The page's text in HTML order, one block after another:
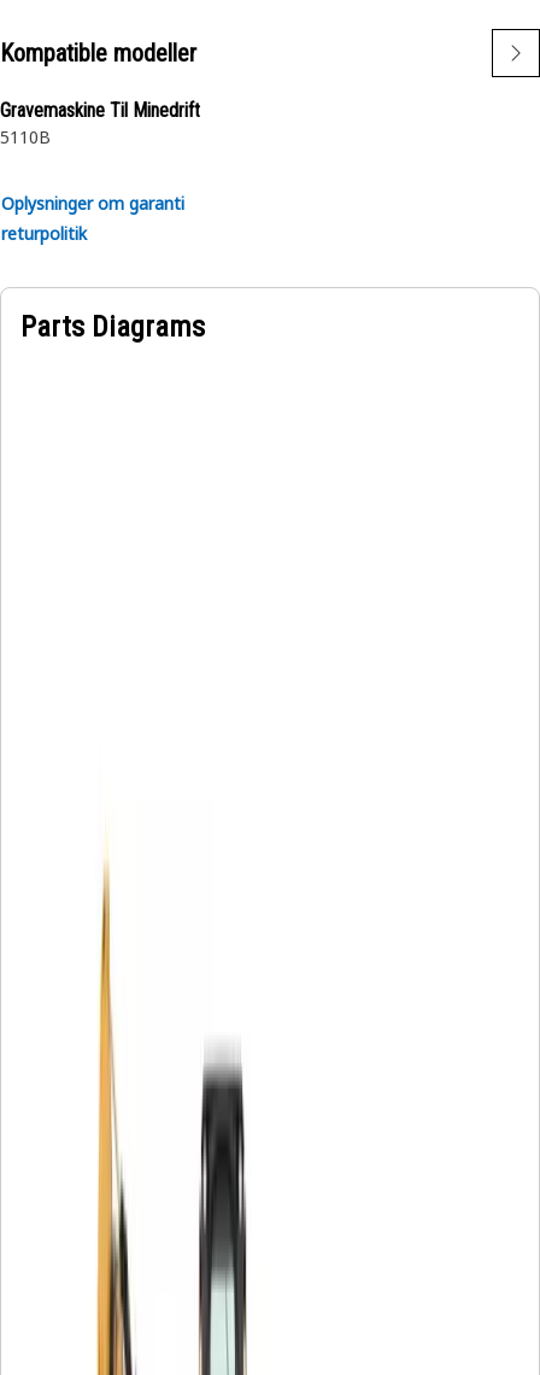
fungerer som en fastholdelsesanordning, der holder
komponenter såsom lejer, aksler eller tætninger sikkert på
plads.
holdbarhed, pålidelighed og produktivitet.
• Lavet af holdbare materialer, der giver styrke og
fordybningen i boringen.
Kompatible modeller
Gravemaskine Til Minedrift
5110B
Oplysninger om garanti
returpolitik
Parts Diagrams